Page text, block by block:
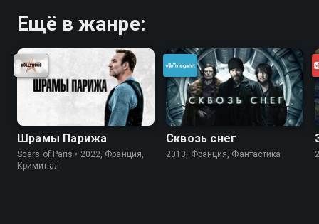
Ещё в жанре:
Шрамы Парижа
Scars of Paris • 2022, Франция,
Криминал
Сквозь снег
2013, Франция, Фантастика